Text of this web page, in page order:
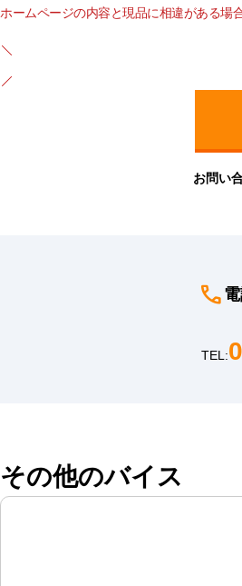
ホームページの内容と現品に相違がある場
お問い
TEL:
その他のバイス